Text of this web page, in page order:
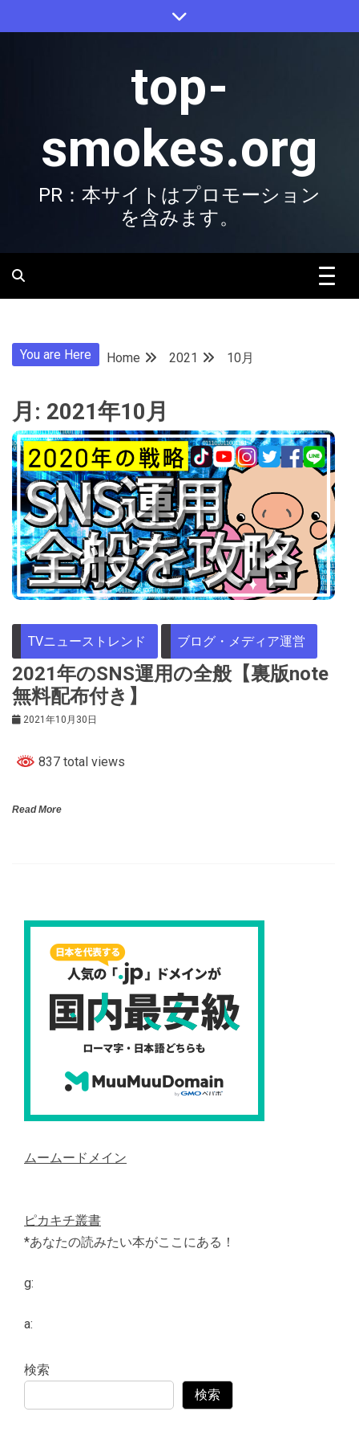
to
top-
smokes.org
PR：本サイトはプロモーション
を含みます。
You are Here Home 2021 10月
月: 2021年10月
TVニューストレンド ブログ・メディア運営
2021年のSNS運用の全般【裏版note
無料配布付き】
2021年10月30日
837 total views
Read More
ムームードメイン
ピカキチ叢書
*あなたの読みたい本がここにある！
g:
a:
検索
検索